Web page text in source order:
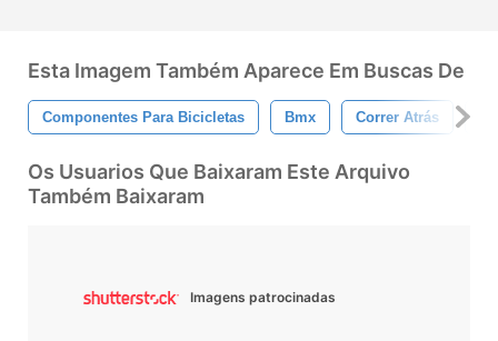
Esta Imagem Também Aparece Em Buscas De
Componentes Para Bicicletas Bmx Correr Atrás
Os Usuarios Que Baixaram Este Arquivo
Também Baixaram
Imagens patrocinadas